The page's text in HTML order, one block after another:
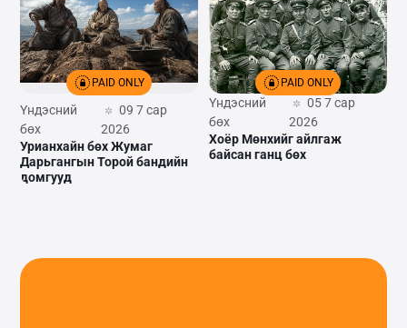
PAID ONLY
Үндэсний
бөх
09 7 сар
2026
Урианхайн бөх Жумаг
Дарьгангын Торой бандийн
домгууд
PAID ONLY
Үндэсний
бөх
05 7 сар
2026
Хоёр Мөнхийг айлгаж
байсан ганц бөх